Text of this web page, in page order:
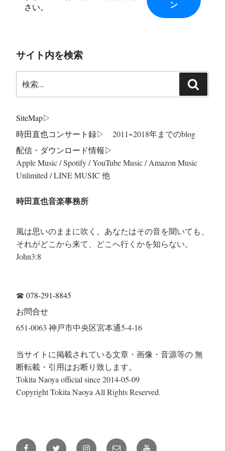
さい。
サイト内を検索
索:
索
SiteMap▷
時田直也コンサート録▷ 2011~2018年までのblog
配信・ダウンロード情報▷
Apple Music / Spotify / YouTube Music / Amazon Music
Unlimited / LINE MUSIC 他
時田直也音楽事務所
風は思いのままに吹く。あなたはその音を聞いても、
それがどこから来て、どこへ行くかを知らない。
John3:8
☎ 078-291-8845
お問合せ
651-0063 神戸市中央区宮本通5-4-16
当サイトに掲載されている文章・画像・音源等の 無
断転載・引用はお断り致します。
Tokita Naoya official since 2014-05-09
Copyright Tokita Naoya All Rights Reserved.
Facebook Twitter Instagramメ YouTube